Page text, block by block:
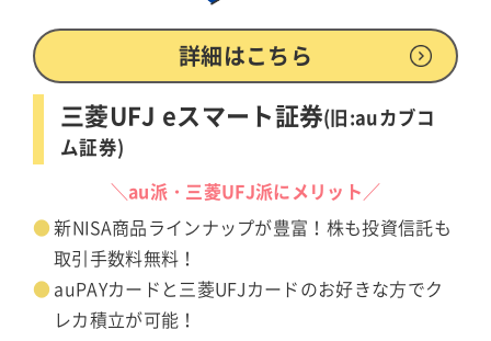
詳細はこちら
三菱UFJ eスマート証券(旧:auカブコ
ム証券)
＼au派・三菱UFJ派にメリット／
新NISA商品ラインナップが豊富！株も投資信託も
取引手数料無料！
auPAYカードと三菱UFJカードのお好きな方でク
レカ積立が可能！